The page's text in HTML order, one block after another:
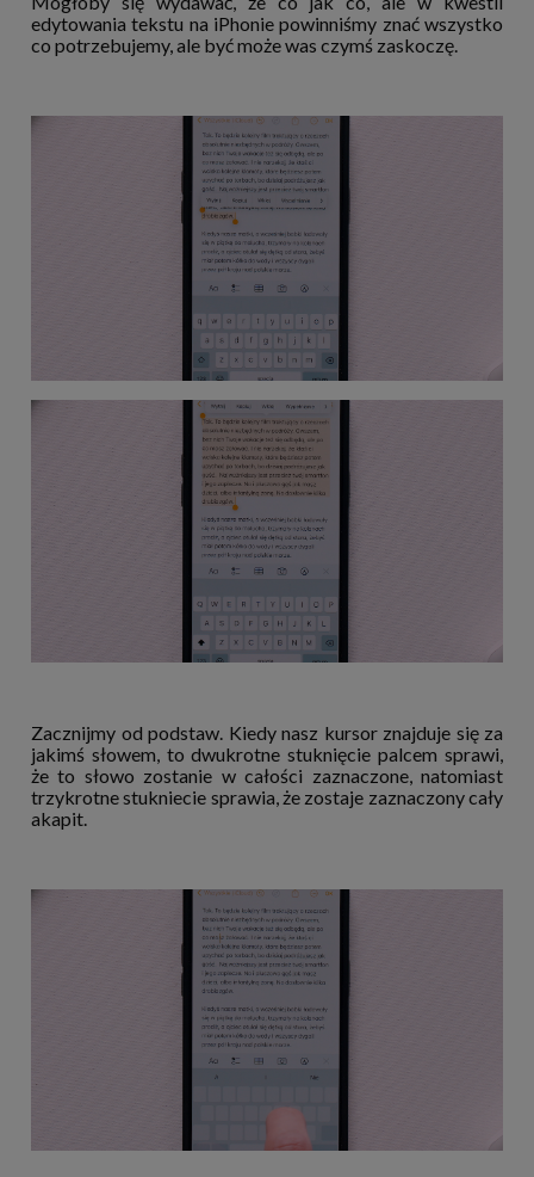
edytowania tekstu na iPhonie powinniśmy znać wszystko
co potrzebujemy, ale być może was czymś zaskoczę.
Zacznijmy od podstaw. Kiedy nasz kursor znajduje się za
jakimś słowem, to dwukrotne stuknięcie palcem sprawi,
że to słowo zostanie w całości zaznaczone, natomiast
trzykrotne stukniecie sprawia, że zostaje zaznaczony cały
akapit.